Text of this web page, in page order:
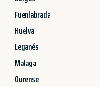
Fuenlabrada
Huelva
Leganés
Malaga
Ourense